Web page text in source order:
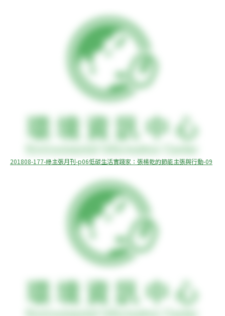
201808-177-綠主張月刊-p06低碳生活實踐家：張楊乾的節能主張與行動-09